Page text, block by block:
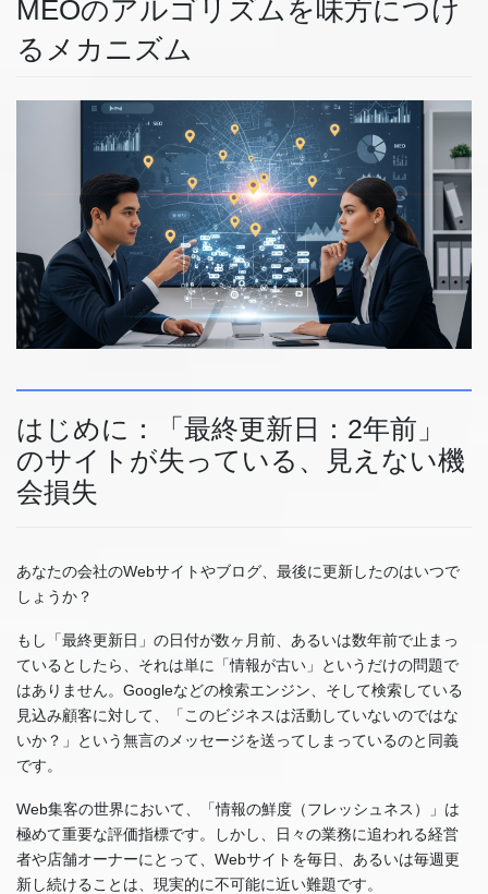
MEOのアルゴリズムを味方につけ
るメカニズム
はじめに：「最終更新日：2年前」
のサイトが失っている、見えない機
会損失
あなたの会社のWebサイトやブログ、最後に更新したのはいつで
しょうか？
もし「最終更新日」の日付が数ヶ月前、あるいは数年前で止まっ
ているとしたら、それは単に「情報が古い」というだけの問題で
はありません。Googleなどの検索エンジン、そして検索している
見込み顧客に対して、「このビジネスは活動していないのではな
いか？」という無言のメッセージを送ってしまっているのと同義
です。
Web集客の世界において、「情報の鮮度（フレッシュネス）」は
極めて重要な評価指標です。しかし、日々の業務に追われる経営
者や店舗オーナーにとって、Webサイトを毎日、あるいは毎週更
新し続けることは、現実的に不可能に近い難題です。